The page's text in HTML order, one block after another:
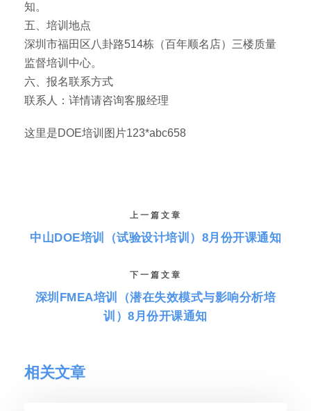
知。
五、培训地点
深圳市福田区八卦路514栋（百年顺名店）三楼质量
监督培训中心。
六、报名联系方式
联系人：详情请咨询客服经理
这里是DOE培训图片123*abc658
上一篇文章
中山DOE培训（试验设计培训）8月份开课通知
下一篇文章
深圳FMEA培训（潜在失效模式与影响分析培
训）8月份开课通知
相关文章